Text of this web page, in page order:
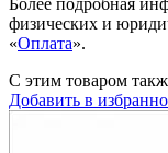
физических и
«Оплата».
С этим товаром
Добавить в